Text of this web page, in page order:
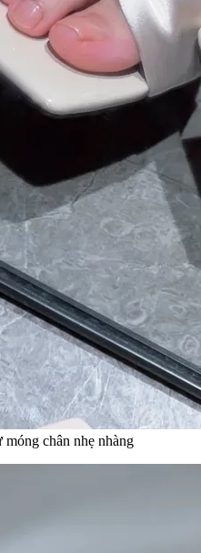
chân nhẹ nhàng